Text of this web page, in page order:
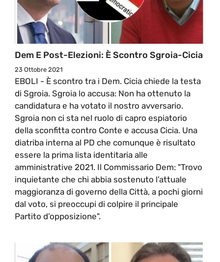
Dem E Post-Elezioni: È Scontro Sgroia-Cicia
23 Ottobre 2021
EBOLI - È scontro tra i Dem. Cicia chiede la testa
di Sgroia. Sgroia lo accusa: Non ha ottenuto la
candidatura e ha votato il nostro avversario.
Sgroia non ci sta nel ruolo di capro espiatorio
della sconfitta contro Conte e accusa Cicia. Una
diatriba interna al PD che comunque è risultato
essere la prima lista identitaria alle
amministrative 2021. Il Commissario Dem: "Trovo
inquietante che chi abbia sostenuto l’attuale
maggioranza di governo della Città, a pochi giorni
dal voto, si preoccupi di colpire il principale
Partito d’opposizione".